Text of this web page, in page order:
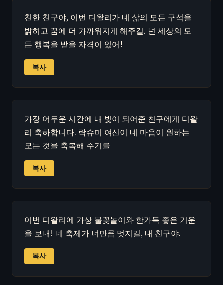
친한 친구야, 이번 디왈리가 네 삶의 모든 구석을
밝히고 꿈에 더 가까워지게 해주길. 넌 세상의 모
든 행복을 받을 자격이 있어!
복사
가장 어두운 시간에 내 빛이 되어준 친구에게 디왈
리 축하합니다. 락슈미 여신이 네 마음이 원하는
모든 것을 축복해 주기를.
복사
이번 디왈리에 가상 불꽃놀이와 한가득 좋은 기운
을 보내! 네 축제가 너만큼 멋지길, 내 친구야.
복사